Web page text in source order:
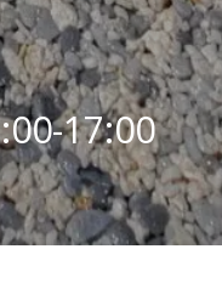
17:00